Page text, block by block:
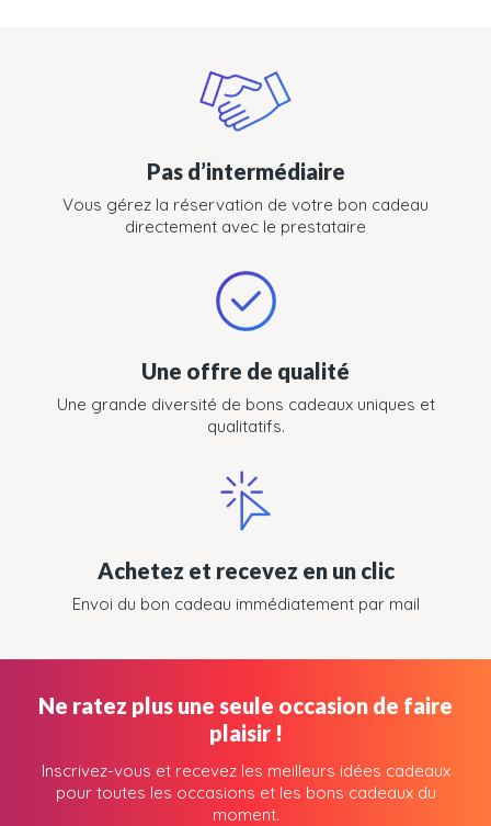
Pas d’intermédiaire
Vous gérez la réservation de votre bon cadeau
directement avec le prestataire
Une offre de qualité
Une grande diversité de bons cadeaux uniques et
qualitatifs.
Achetez et recevez en un clic
Envoi du bon cadeau immédiatement par mail
Ne ratez plus une seule occasion de faire
plaisir !
Inscrivez-vous et recevez les meilleurs idées cadeaux
pour toutes les occasions et les bons cadeaux du
moment.